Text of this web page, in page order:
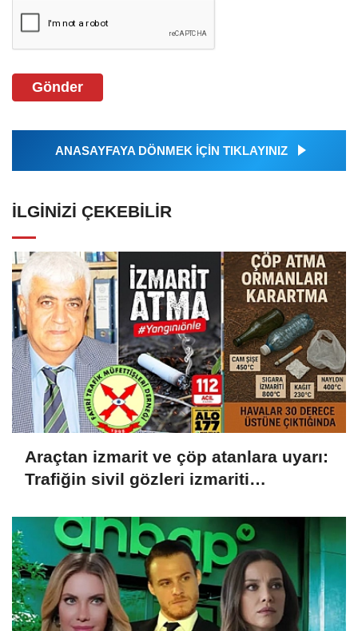
Gönder
ANASAYFAYA DÖNMEK İÇİN TIKLAYINIZ
İLGINIZI ÇEKEBILIR
Araçtan izmarit ve çöp atanlara uyarı:
Trafiğin sivil gözleri izmariti